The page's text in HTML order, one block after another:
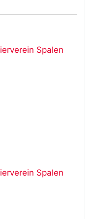
Spalen
Spalen